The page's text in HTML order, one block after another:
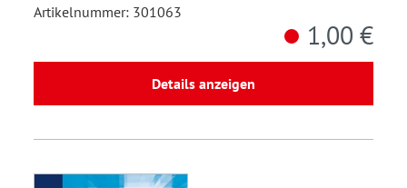
Artikelnummer: 301063
1,00 €
Details anzeigen